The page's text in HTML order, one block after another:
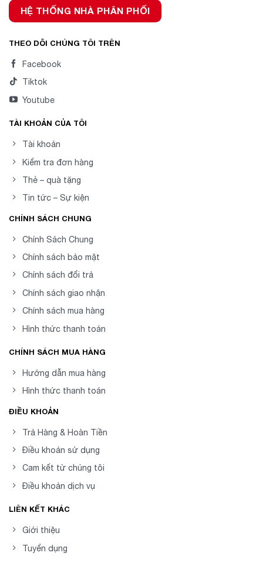
HỆ THỐNG NHÀ PHÂN PHỐI
THEO DÕI CHÚNG TÔI TRÊN
Facebook
Tiktok
Youtube
TÀI KHOẢN CỦA TÔI
Tài khoản
Kiểm tra đơn hàng
Thẻ – quà tặng
Tin tức – Sự kiện
CHÍNH SÁCH CHUNG
Chính Sách Chung
Chính sách bảo mật
Chính sách đổi trả
Chính sách giao nhận
Chính sách mua hàng
Hình thức thanh toán
CHÍNH SÁCH MUA HÀNG
Hướng dẫn mua hàng
Hình thức thanh toán
ĐIỀU KHOẢN
Trả Hàng & Hoàn Tiền
Điều khoản sử dụng
Cam kết từ chúng tôi
Điều khoản dịch vụ
LIÊN KẾT KHÁC
Giới thiệu
Tuyển dụng